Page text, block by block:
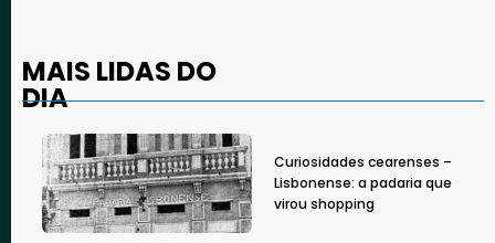
MAIS LIDAS DO
DIA
Curiosidades cearenses –
Lisbonense: a padaria que
virou shopping